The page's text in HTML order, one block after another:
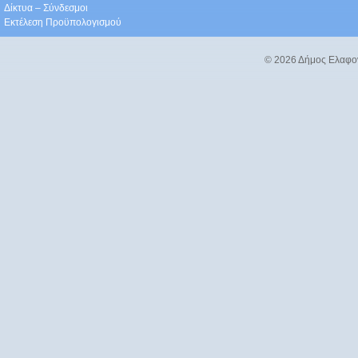
Δίκτυα – Σύνδεσμοι
Εκτέλεση Προϋπολογισμού
© 2026 Δήμος